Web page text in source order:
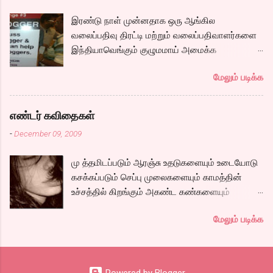
ஆறு போல ஓடுகிறது படம். பெரியதாய் கதை ஏதும்
நகராவிட்டாலும், ரீமாவின் அதிரடி கேரக்டரும்,
ஆண்ட்ரியாவின் அமைதியான கேரக்டரும்,
கார்த்தியின் அடாவடி, தடாலடி வெட்டி பேச்சு க...
இரண்டு நாள் முன்னதாக ஒரு ஆங்கில
வலைப்பதிவு திரட்டி மற்றும் வலைப்பதிவாளர்களை
இந்தியாவெங்கும் குழுமமாய் அமைக்க
பதிவர் சந்திப்புக்கு ஏற்பாடு செய்திருந்தது.
இவர்கள் வருடா வருடம் நடத்துவதுதான். இம்முறை
நிறைய தமிழ் வலைப்பூக்கள் நடத்துபவர்களும்
கலந்து கொண்டோம்.
மேலும் படிக்க
எண்டர் கவிதைகள்
-December 09, 2009
மு த்தமிடப்படும் ஆரஞ்சு உதடுகளையும் உடையோடு
கசக்கப்படும் செப்பு முலைகளையும் காமத்தின்
உச்சத்தில் கிறங்கும் அகண்ட கண்களையும்
நீண்ட பயணமாய் வருடிச் செல்லும் பாம்புத்
அணைப்பையும் வேறொருவன் ஆளப்போவதை
தாங்கமுடியாமல் சாகிறேனடி நான். கவிதை by
மேலும் படிக்க